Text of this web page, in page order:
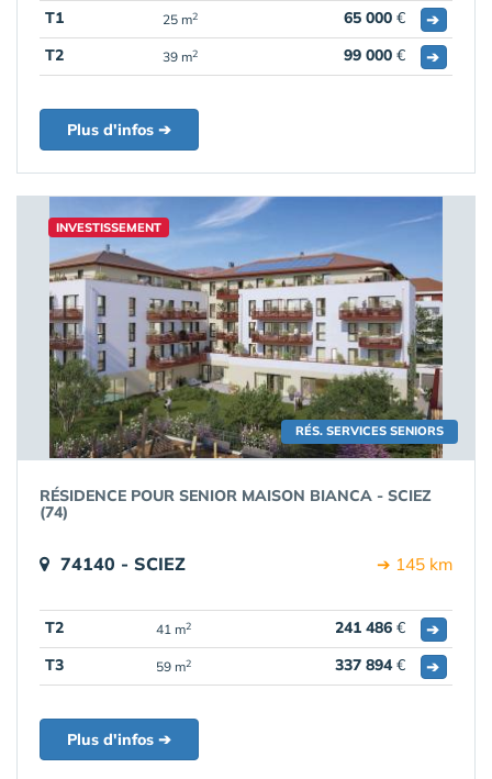
T1 25 m2 65 000 €
➔
T2
39 m2 99 000 € ➔
Plus d'infos ➔
RÉS. SERVICES SENIORS
INVESTISSEMENT
RÉSIDENCE POUR SENIOR MAISON BIANCA - SCIEZ
(74)
74140 - SCIEZ ➔ 145 km
T2 41 m2 241 486 €
➔
T3
59 m2 337 894€ ➔
Plus d'infos ➔